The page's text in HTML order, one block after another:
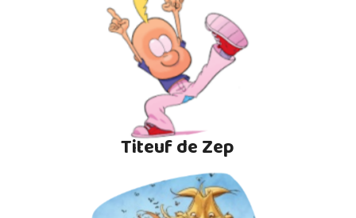
Titeuf de Zep